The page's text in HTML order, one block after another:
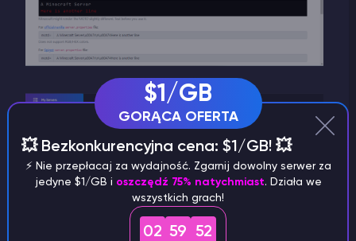
$1/GB
GORĄCA OFERTA
💥 Bezkonkurencyjna cena: $1/GB! 💥
⚡️ Nie przepłacaj za wydajność. Zgarnij dowolny serwer za
jedyne $1/GB i oszczędź 75% natychmiast. Działa we
wszystkich grach!
02 59 51